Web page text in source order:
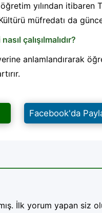
yılından itibaren
müfredatı da
çalışılmalıdır?
anlamlandırarak
Facebook'da
İlk yorum yapan siz